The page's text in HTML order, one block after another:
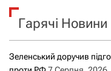
к
Гарячі Новини
Зеленський доручив